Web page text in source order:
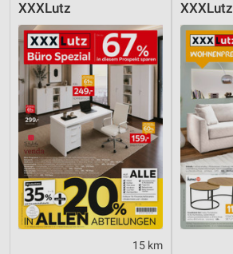
XXXLutz
15 km
XXXLutz